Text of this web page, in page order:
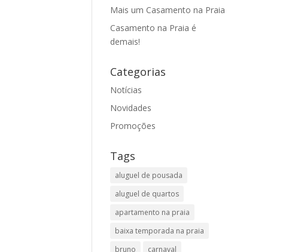
Mais um Casamento na Praia
Casamento na Praia é
demais!
Categorias
Notícias
Novidades
Promoções
Tags
aluguel de pousada
aluguel de quartos
apartamento na praia
baixa temporada na praia
bruno
carnaval